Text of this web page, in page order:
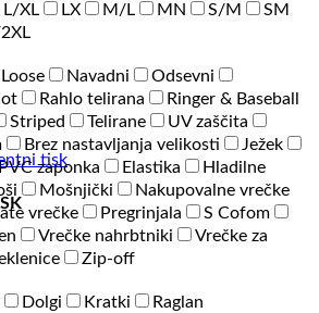
L/XL LX M/L MN S/M
SM
Loose Navadni
Odsevni
Rahlo telirana
Ringer & Baseball
Striped Telirane
UV zaščita
Brez nastavljanja velikosti
Ježek
zaponka Elastika
Hladilne
Mošnjički
Nakupovalne vrečke
vrečke Pregrinjala
S Cofom
Vrečke nahrbtniki
Vrečke za
Zip-off
Dolgi Kratki
Raglan